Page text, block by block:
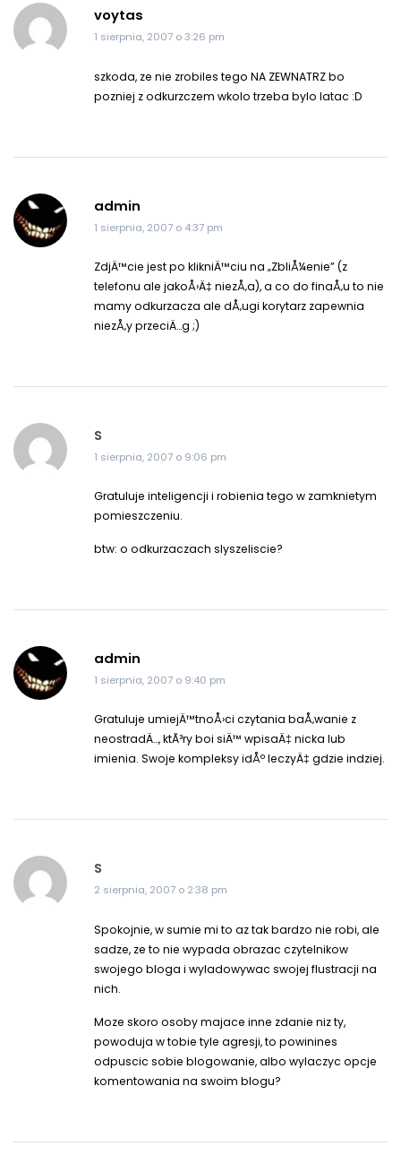
voytas
1 sierpnia, 2007 o 3:26 pm
szkoda, ze nie zrobiles tego NA ZEWNATRZ bo
pozniej z odkurzczem wkolo trzeba bylo latac :D
admin
1 sierpnia, 2007 o 4:37 pm
ZdjÄ™cie jest po klikniÄ™ciu na „ZbliÅ¼enie” (z
telefonu ale jakoÅ›Ä‡ niezÅ‚a), a co do finaÅ‚u to nie
mamy odkurzacza ale dÅ‚ugi korytarz zapewnia
niezÅ‚y przeciÄ…g ;)
S
1 sierpnia, 2007 o 9:06 pm
Gratuluje inteligencji i robienia tego w zamknietym
pomieszczeniu.
btw: o odkurzaczach slyszeliscie?
admin
1 sierpnia, 2007 o 9:40 pm
Gratuluje umiejÄ™tnoÅ›ci czytania baÅ‚wanie z
neostradÄ…, ktÃ³ry boi siÄ™ wpisaÄ‡ nicka lub
imienia. Swoje kompleksy idÅº leczyÄ‡ gdzie indziej.
S
2 sierpnia, 2007 o 2:38 pm
Spokojnie, w sumie mi to az tak bardzo nie robi, ale
sadze, ze to nie wypada obrazac czytelnikow
swojego bloga i wyladowywac swojej flustracji na
nich.
Moze skoro osoby majace inne zdanie niz ty,
powoduja w tobie tyle agresji, to powinines
odpuscic sobie blogowanie, albo wylaczyc opcje
komentowania na swoim blogu?